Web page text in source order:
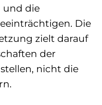
und die
Die
zielt darauf
der
nicht die